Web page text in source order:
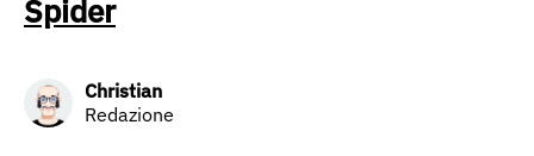
Spider
Christian
Redazione